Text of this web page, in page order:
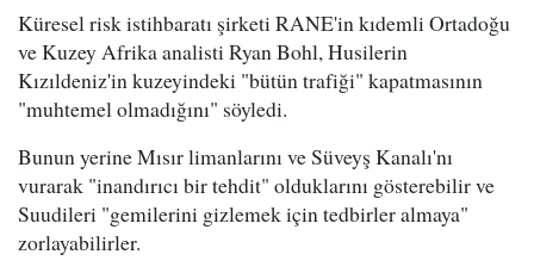
Küresel risk istihbaratı şirketi RANE'in kıdemli Ortadoğu
ve Kuzey Afrika analisti Ryan Bohl, Husilerin
Kızıldeniz'in kuzeyindeki "bütün trafiği" kapatmasının
"muhtemel olmadığını" söyledi.
Bunun yerine Mısır limanlarını ve Süveyş Kanalı'nı
vurarak "inandırıcı bir tehdit" olduklarını gösterebilir ve
Suudileri "gemilerini gizlemek için tedbirler almaya"
zorlayabilirler.